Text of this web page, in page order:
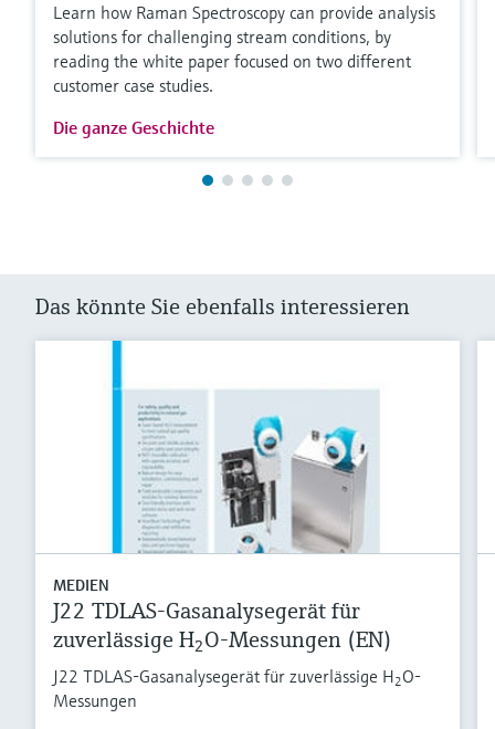
Learn how Raman Spectroscopy can provide analysis
solutions for challenging stream conditions, by
reading the white paper focused on two different
customer case studies.
Die ganze Geschichte
Das könnte Sie ebenfalls interessieren
MEDIEN
J22 TDLAS-Gasanalysegerät für
zuverlässige H2O-Messungen (EN)
J22 TDLAS-Gasanalysegerät für zuverlässige H2O-
Messungen